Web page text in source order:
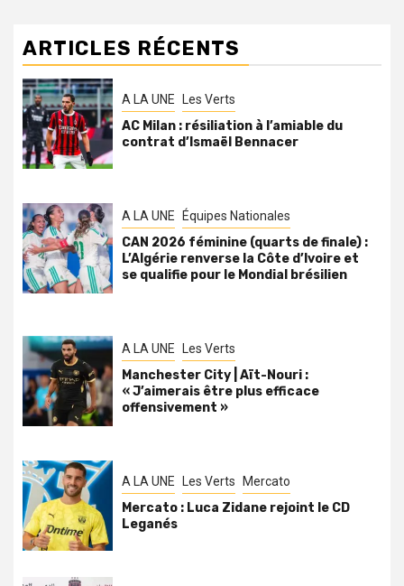
ARTICLES RÉCENTS
A LA UNE Les Verts
AC Milan : résiliation à l’amiable du
contrat d’Ismaël Bennacer
A LA UNE Équipes Nationales
CAN 2026 féminine (quarts de finale) :
L’Algérie renverse la Côte d’Ivoire et
se qualifie pour le Mondial brésilien
A LA UNE Les Verts
Manchester City | Aït-Nouri :
« J’aimerais être plus efficace
offensivement »
A LA UNE Les Verts Mercato
Mercato : Luca Zidane rejoint le CD
Leganés